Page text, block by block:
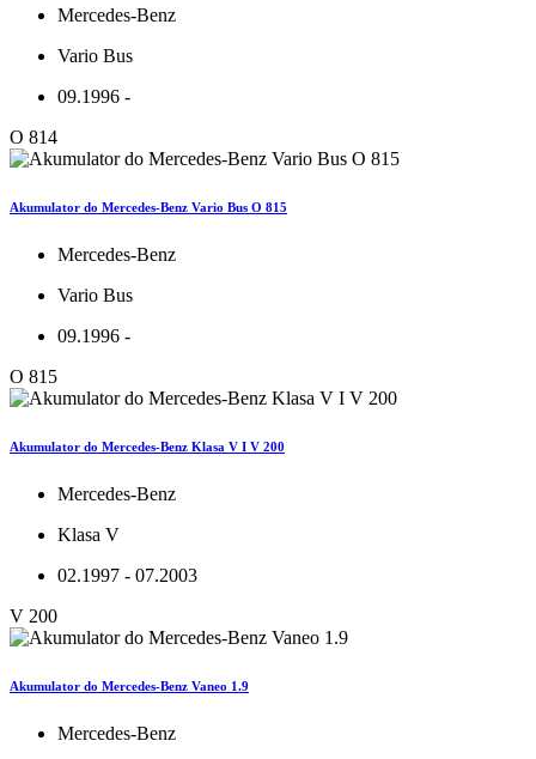
Mercedes-Benz
Vario Bus
09.1996 -
O 814
Akumulator do Mercedes-Benz Vario Bus O 815
Mercedes-Benz
Vario Bus
09.1996 -
O 815
Akumulator do Mercedes-Benz Klasa V I V 200
Mercedes-Benz
Klasa V
02.1997 - 07.2003
V 200
Akumulator do Mercedes-Benz Vaneo 1.9
Mercedes-Benz